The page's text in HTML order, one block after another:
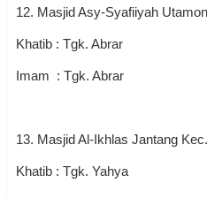
12. Masjid Asy-Syafiiyah
Khatib : Tgk. Abrar
Imam : Tgk. Abrar
13. Masjid Al-Ikhlas Jantang
Khatib : Tgk. Yahya